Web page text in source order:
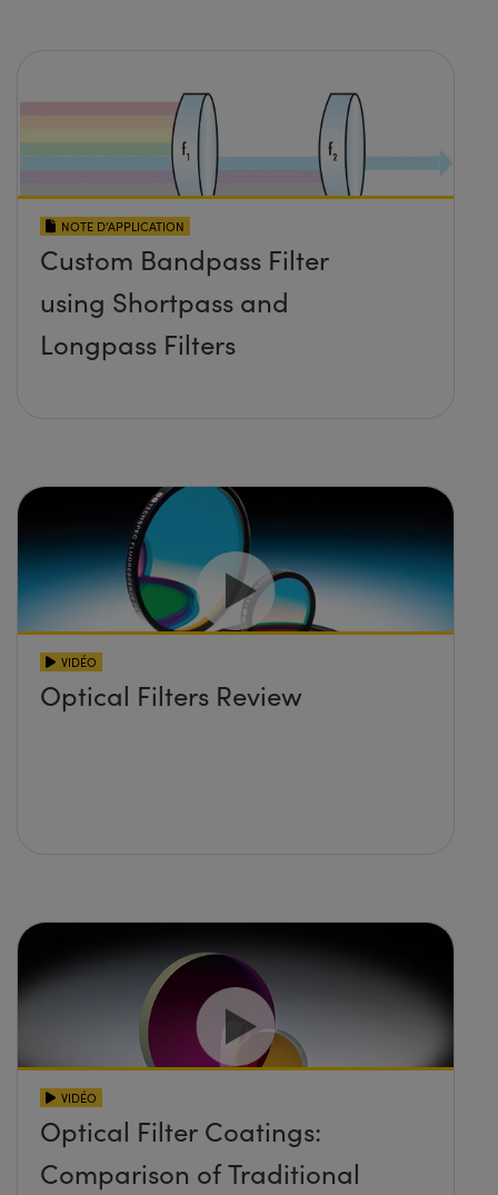
NOTE D’APPLICATION
Custom Bandpass Filter
using Shortpass and
Longpass Filters
VIDÉO
Optical Filters Review
VIDÉO
Optical Filter Coatings:
Comparison of Traditional